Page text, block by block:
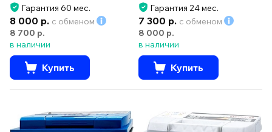
Гарантия 60 мес.
8 000 р. с обменом
8 700 р.
в наличии
Купить
Гарантия 24 мес.
7 300 р. с обменом
8 000 р.
в наличии
Купить